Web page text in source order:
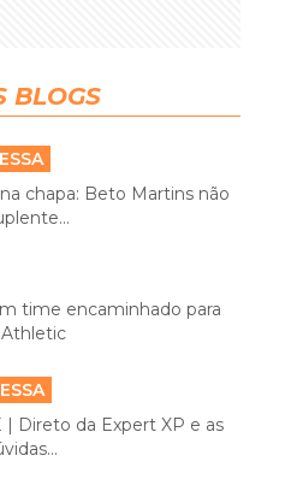
BLOGS
chapa: Beto Martins não
time encaminhado para
| Direto da Expert XP e as